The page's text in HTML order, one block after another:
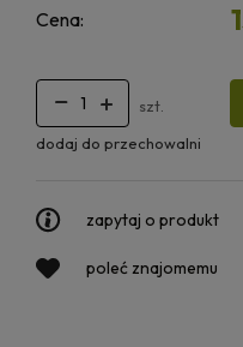
Cena:
szt.
dodaj do przechowalni
zapytaj o produkt
poleć znajomemu